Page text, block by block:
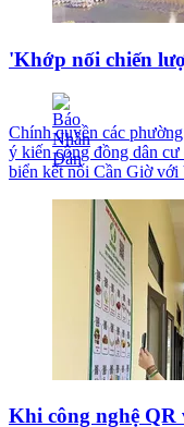
'Khớp nối chiến
Chính quyền các
ý kiến cộng đồng dân
biển kết nối Cần Giờ với
Khi công nghệ QR